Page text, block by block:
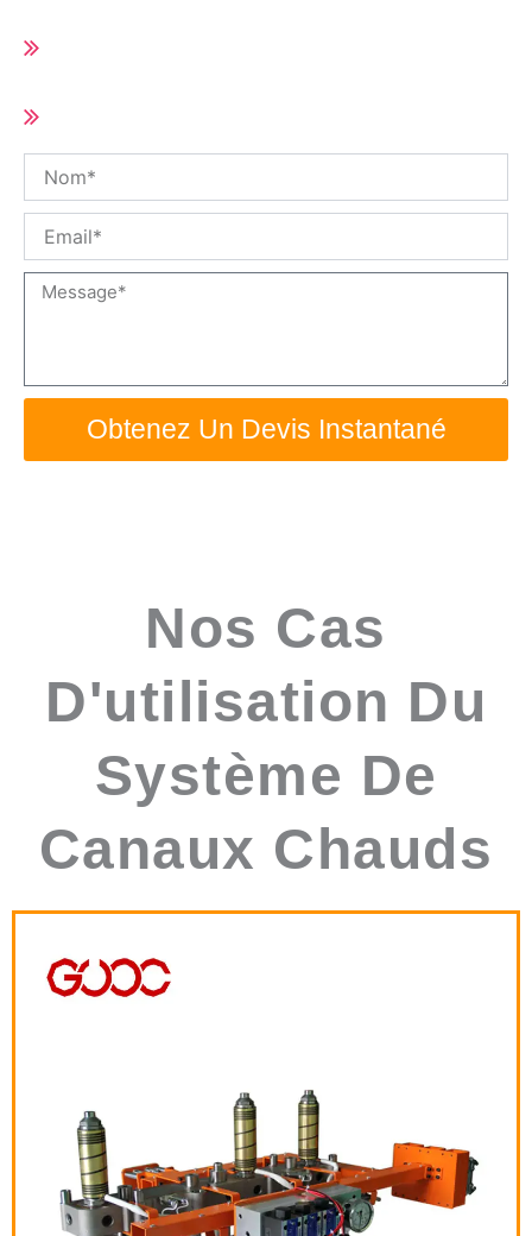
Message
Obtenez Un Devis Instantané
Nos Cas
D'utilisation Du
Système De
Canaux Chauds